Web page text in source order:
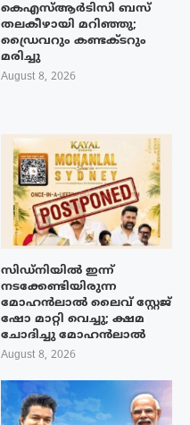
കെഎസ്ആർടിസി ബസ്
തലകീഴായി മറിഞ്ഞു;
ഡ്രൈവറും കണ്ടക്ടറും
മരിച്ചു
August 8, 2026
സിഡ്നിയിൽ ഇന്ന്
നടക്കേണ്ടിയിരുന്ന
മോഹൻലാൽ ലൈവ് സ്റ്റേജ്
ഷോ മാറ്റി വെച്ചു; ക്ഷമ
ചോദിച്ചു മോഹൻലാൽ
August 8, 2026